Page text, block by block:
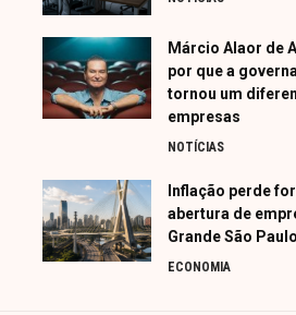
Márcio Alaor de
por que a
tornou um
empresas
NOTÍCIAS
Inflação perde
abertura de
Grande São Paulo
ECONOMIA